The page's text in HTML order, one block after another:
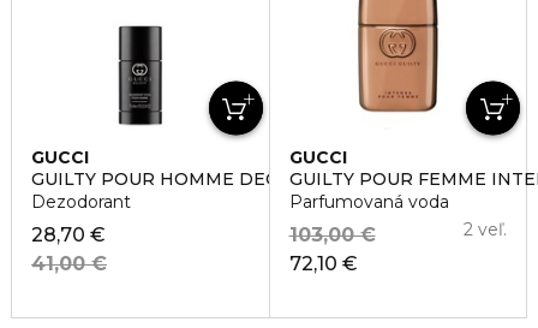
GUCCI
GUILTY POUR HOMME DEO STICK
Dezodorant
28,70 €
41,00 €
GUCCI
GUILTY POUR FEMME
Parfumovaná voda
72,10 €
103,00 € 2 veľ.